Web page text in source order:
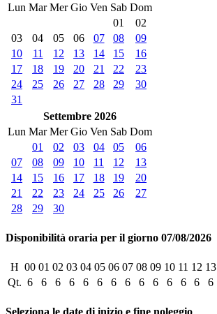
Lun Mar Mer Gio Ven Sab Dom
01
02
03
04 05 06 07 08
09
10
11 12 13 14 15
16
17
18 19 20 21 22
23
24
25 26 27 28 29
30
31
Settembre 2026
Lun Mar Mer Gio Ven Sab Dom
01
02 03 04 05
06
07
08 09 10 11 12
13
14
15 16 17 18 19
20
21
22 23 24 25 26
27
28
29 30
Disponibilità oraria per il giorno 07/08/2026
H 00 01 02 03 04 05 06 07 08 09 10 11 12 13
Qt. 6 6 6 6 6 6 6 6 6 6 6 6 6 6